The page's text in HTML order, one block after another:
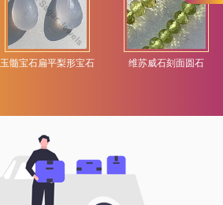
玉髓宝石扁平梨形宝石 维苏威石刻面圆石